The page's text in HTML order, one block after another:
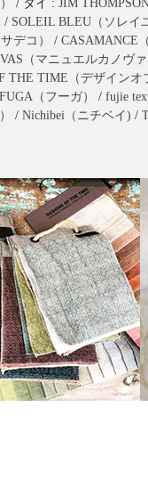
/ タイ : JIM
/ SOLEIL BLEU（ソレイ
デコ）
/ CASAMANCE
（マニュエルカノヴァ
THE TIME（デザインオ
FUGA（フーガ） / fujie
/ Nichibei（ニチベイ) /